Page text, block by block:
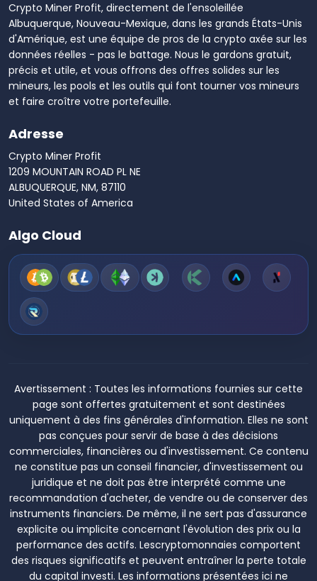
Crypto Miner Profit, directement de l'ensoleillée
Albuquerque, Nouveau-Mexique, dans les grands États-Unis
d'Amérique, est une équipe de pros de la crypto axée sur les
données réelles - pas le battage. Nous le gardons gratuit,
précis et utile, et vous offrons des offres solides sur les
mineurs, les pools et les outils qui font tourner vos mineurs
et faire croître votre portefeuille.
Adresse
Crypto Miner Profit
1209 MOUNTAIN ROAD PL NE
ALBUQUERQUE, NM, 87110
United States of America
Algo Cloud
Avertissement : Toutes les informations fournies sur cette
page sont offertes gratuitement et sont destinées
uniquement à des fins générales d'information. Elles ne sont
pas conçues pour servir de base à des décisions
commerciales, financières ou d'investissement. Ce contenu
ne constitue pas un conseil financier, d'investissement ou
juridique et ne doit pas être interprété comme une
recommandation d'acheter, de vendre ou de conserver des
instruments financiers. De même, il ne sert pas d'assurance
explicite ou implicite concernant l'évolution des prix ou la
performance des actifs. Lescryptomonnaies comportent
des risques significatifs et peuvent entraîner la perte totale
du capital investi. Les informations présentées ici ne